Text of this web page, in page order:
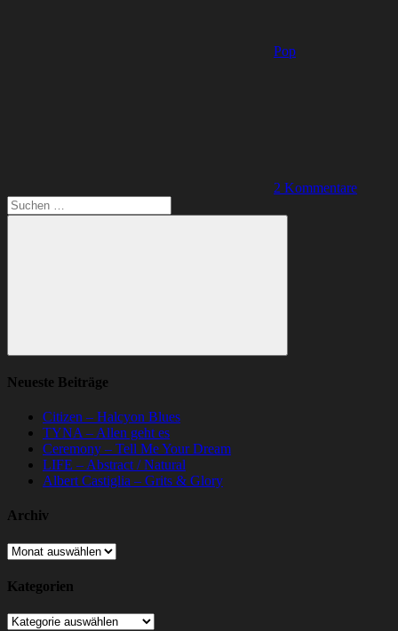
Pop
2 Kommentare
Suchen
nach:
Suchen
Neueste Beiträge
Citizen – Halcyon Blues
TYNA – Allen geht es
Ceremony – Tell Me Your Dream
LIFE – Abstract / Natural
Albert Castiglia – Grits & Glory
Archiv
Archiv
Kategorien
Kategorien